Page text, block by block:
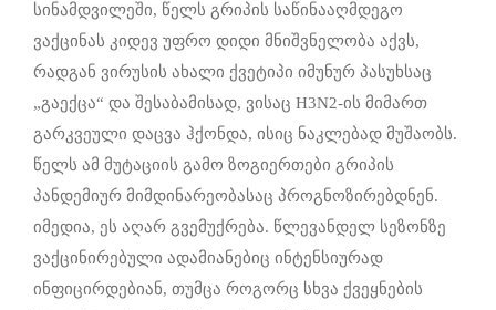
სინამდვილეში, წელს გრიპის საწინააღმდეგო
ვაქცინას კიდევ უფრო დიდი მნიშვნელობა აქვს,
რადგან ვირუსის ახალი ქვეტიპი იმუნურ პასუხსაც
„გაექცა“ და შესაბამისად, ვისაც H3N2-ის მიმართ
გარკვეული დაცვა ჰქონდა, ისიც ნაკლებად მუშაობს.
წელს ამ მუტაციის გამო ზოგიერთები გრიპის
პანდემიურ მიმდინარეობასაც პროგნოზირებდნენ.
იმედია, ეს აღარ გვემუქრება. წლევანდელ სეზონზე
ვაქცინირებული ადამიანებიც ინტენსიურად
ინფიცირდებიან, თუმცა როგორც სხვა ქვეყნების